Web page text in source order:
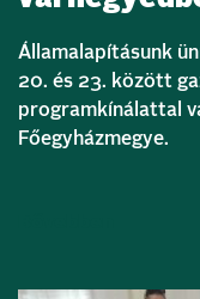
Államalapításunk
20. és 23. között
programkínálattal
Főegyházmegye.